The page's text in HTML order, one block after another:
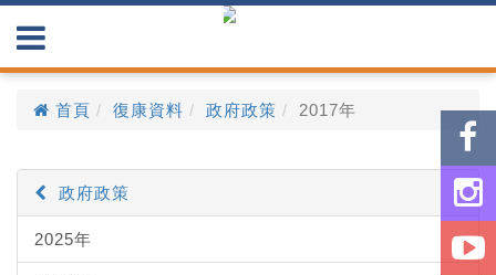
首頁 復康資料 政府政策 2017年
政府政策
2025年